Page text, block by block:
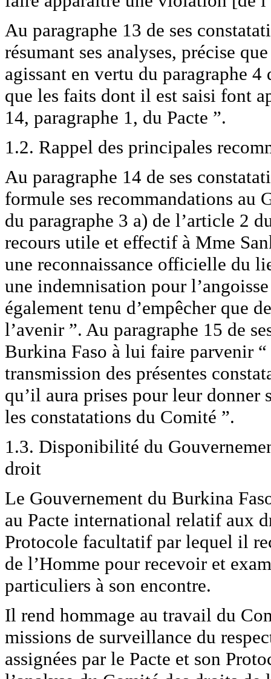
Au paragraphe 13 de ses
résumant ses analyses, précise
agissant en vertu du paragraphe
que les faits dont il est saisi font
14, paragraphe 1, du Pacte ”.
1.2. Rappel des principales
Au paragraphe 14 de ses
formule ses recommandations au
du paragraphe 3 a) de l’article 2
recours utile et effectif à Mme
une reconnaissance officielle du
une indemnisation pour
également tenu d’empêcher que
l’avenir ”. Au paragraphe 15 de
Burkina Faso à lui faire parvenir
transmission des présentes
qu’il aura prises pour leur
les constatations du Comité ”.
1.3. Disponibilité du
droit
Le Gouvernement du Burkina
au Pacte international relatif aux
Protocole facultatif par lequel il
de l’Homme pour recevoir et
particuliers à son encontre.
Il rend hommage au travail du
missions de surveillance du
assignées par le Pacte et son